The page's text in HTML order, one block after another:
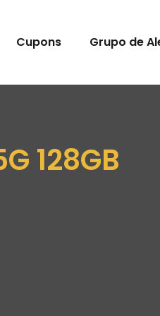
Cupons Grupo de
128GB